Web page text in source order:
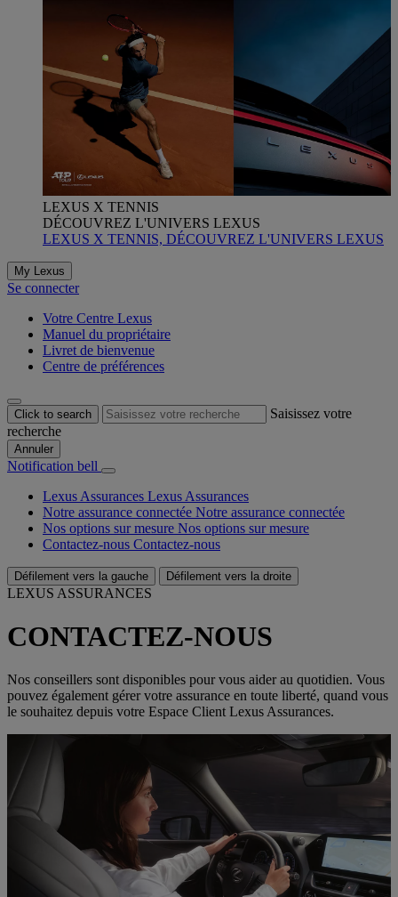
LEXUS X TENNIS
DÉCOUVREZ L'UNIVERS LEXUS
LEXUS X TENNIS, DÉCOUVREZ L'UNIVERS LEXUS
My Lexus
Se connecter
Votre Centre Lexus
Manuel du propriétaire
Livret de bienvenue
Centre de préférences
Click to search
Saisissez votre
recherche
Annuler
Notification bell
Lexus Assurances Lexus Assurances
Notre assurance connectée Notre assurance connectée
Nos options sur mesure Nos options sur mesure
Contactez-nous Contactez-nous
Défilement vers la gauche Défilement vers la droite
LEXUS ASSURANCES
CONTACTEZ-NOUS
Nos conseillers sont disponibles pour vous aider au quotidien. Vous
pouvez également gérer votre assurance en toute liberté, quand vous
le souhaitez depuis votre Espace Client Lexus Assurances.